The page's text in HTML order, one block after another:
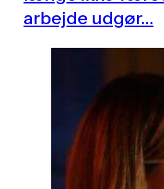
arbejde udgør…